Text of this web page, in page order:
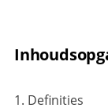
1. Definities